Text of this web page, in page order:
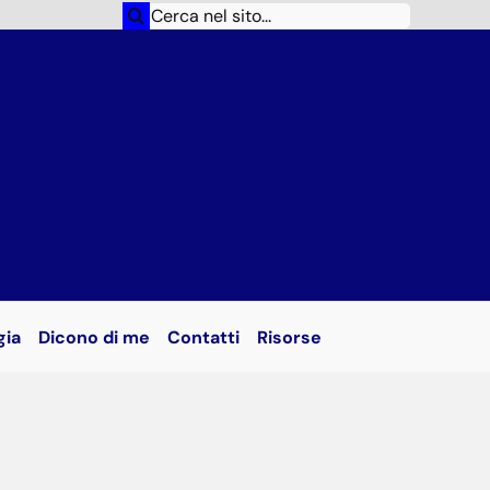
Cerca
Dicono di me Contatti Risorse